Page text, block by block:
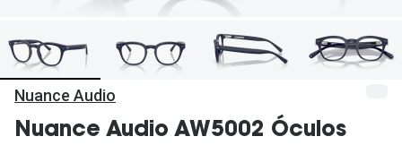
Inês
Nuance Audio
Nuance Audio AW5002 Óculos